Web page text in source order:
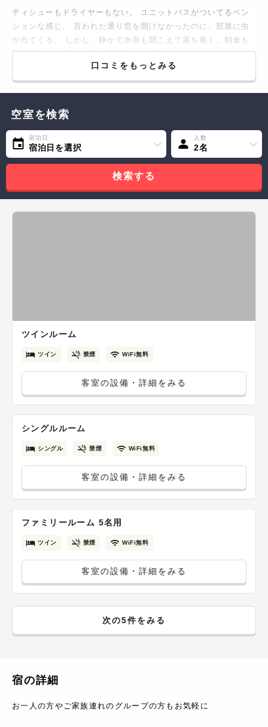
ティシューもドライヤーもない。 ユニットバスがついてるペン
ションな感じ。 言われた通り窓を開けなかったのに、部屋に虫
が出てくる。 しかし、静かで水音も聞こえて落ち着く。朝食も
量があってフランスパンも美味しかった。
口コミをもっとみる
空室を検索
宿泊日
宿泊日を選択
人数
2名
検索する
ツインルーム
ツイン 禁煙 WiFi無料
客室の設備・詳細をみる
シングルルーム
シングル 禁煙 WiFi無料
客室の設備・詳細をみる
ファミリールーム 5名用
ツイン 禁煙 WiFi無料
客室の設備・詳細をみる
次の5件をみる
宿の詳細
お一人の方やご家族連れのグループの方もお気軽に